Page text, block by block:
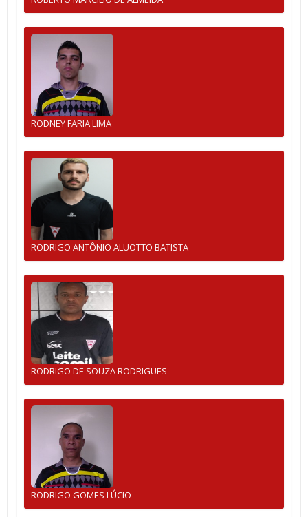
RODNEY FARIA LIMA
RODRIGO ANTÔNIO ALUOTTO BATISTA
RODRIGO DE SOUZA RODRIGUES
RODRIGO GOMES LÚCIO